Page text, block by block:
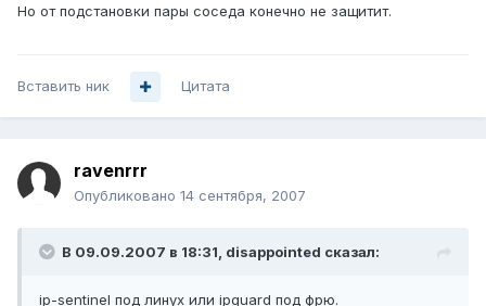
Но от подстановки пары соседа конечно не защитит.
Вставить ник Цитата
ravenrrr
Опубликовано 14 сентября, 2007
В 09.09.2007 в 18:31, disappointed сказал:
ip-sentinel под линух или ipguard под фрю.